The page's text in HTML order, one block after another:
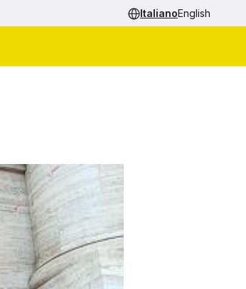
ItalianoEnglish